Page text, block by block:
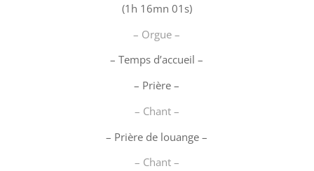
(1h 16mn 01s)
– Orgue –
– Temps d’accueil –
– Prière –
– Chant –
– Prière de louange –
– Chant –